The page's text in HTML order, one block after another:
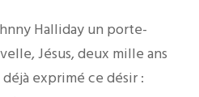
Halliday un porte-
Jésus, deux mille ans
exprimé ce désir :